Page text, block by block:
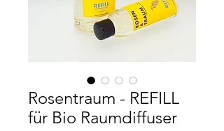
Rosentraum - REFILL
für Bio Raumdiffuser